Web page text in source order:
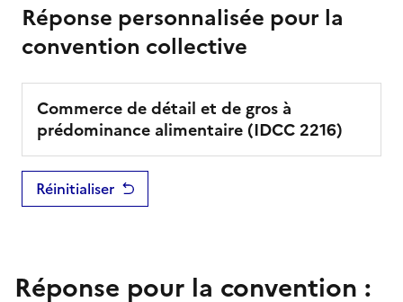
Réponse personnalisée pour la
convention collective
Commerce de détail et de gros à
prédominance alimentaire (IDCC 2216)
Réinitialiser
Réponse pour la convention :